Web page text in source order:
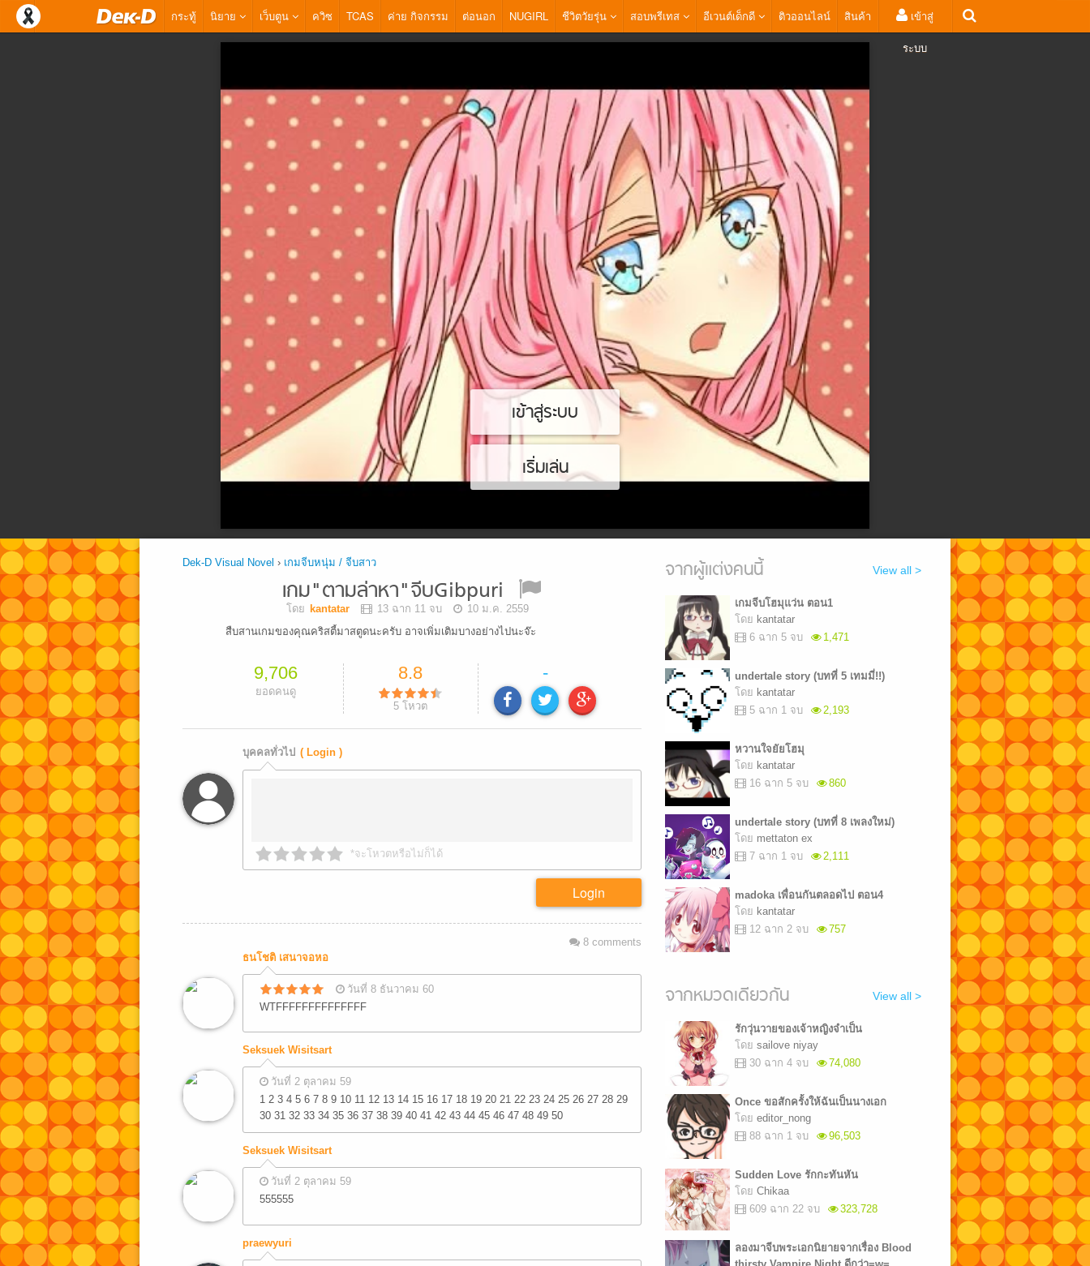
กระทู้ นิยาย เว็บตูน ควิซ TCAS ค่าย กิจกรรม ต่อนอก NUGIRL ชีวิตวัยรุ่น สอบพรีเทส อีเวนต์เด็กดี ติวออนไลน์ สินค้า เข้าสู่
ระบบ
เข้าสู่ระบบ
เริ่มเล่น
Dek-D Visual Novel › เกมจีบหนุ่ม / จีบสาว
เกม"ตามล่าหา"จีบGibpuri
โดย kantatar 13 ฉาก 11 จบ
10 ม.ค. 2559
สืบสานเกมของคุณคริสตี้มาสตูดนะครับ อาจเพิ่มเติมบางอย่างไปนะจ๊ะ
9,706
ยอดคนดู
8.8
5 โหวต
-
บุคคลทั่วไป ( Login )
*จะโหวตหรือไม่ก็ได้
Login
8 comments
ธนโชติ เสนาจอหอ
วันที่ 8 ธันวาคม 60
WTFFFFFFFFFFFFFF
Seksuek Wisitsart
วันที่ 2 ตุลาคม 59
1 2 3 4 5 6 7 8 9 10 11 12 13 14 15 16 17 18 19 20 21 22 23 24 25 26 27 28 29
30 31 32 33 34 35 36 37 38 39 40 41 42 43 44 45 46 47 48 49 50
Seksuek Wisitsart
วันที่ 2 ตุลาคม 59
555555
praewyuri
จากผู้แต่งคนนี้ View all >
เกมจีบโฮมุแว่น ตอน1
โดย kantatar
6 ฉาก 5 จบ
1,471
undertale story (บทที่ 5 เทมมี่!!)
โดย kantatar
5 ฉาก 1 จบ
2,193
หวานใจยัยโฮมุ
โดย kantatar
16 ฉาก 5 จบ
860
undertale story (บทที่ 8 เพลงใหม่)
โดย mettaton ex
7 ฉาก 1 จบ
2,111
madoka เพื่อนกันตลอดไป ตอน4
โดย kantatar
12 ฉาก 2 จบ
757
จากหมวดเดียวกัน View all >
รักวุ่นวายของเจ้าหญิงจำเป็น
โดย sailove niyay
30 ฉาก 4 จบ
74,080
Once ขอสักครั้งให้ฉันเป็นนางเอก
โดย editor_nong
88 ฉาก 1 จบ
96,503
Sudden Love รักกะทันหัน
โดย Chikaa
609 ฉาก 22 จบ
323,728
ลองมาจีบพระเอกนิยายจากเรื่อง Blood